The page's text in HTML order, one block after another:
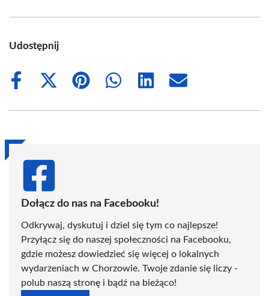
Udostępnij
Share
Share
(Twitter)
Share
Share
Share
Share
Dołącz do nas na Facebooku!
Odkrywaj, dyskutuj i dziel się tym co najlepsze!
Przyłącz się do naszej społeczności na Facebooku,
gdzie możesz dowiedzieć się więcej o lokalnych
wydarzeniach w Chorzowie. Twoje zdanie się liczy -
polub naszą stronę i bądź na bieżąco!